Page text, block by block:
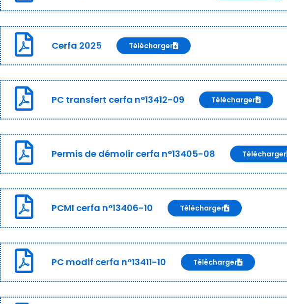
Cerfa 2025 Télécharger
PC transfert cerfa n°13412-09 Télécharger
Permis de démolir cerfa n°13405-08 Télécharger
PCMI cerfa n°13406-10 Télécharger
PC modif cerfa n°13411-10 Télécharger